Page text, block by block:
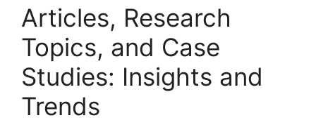
Articles, Research
Topics, and Case
Studies: Insights and
Trends